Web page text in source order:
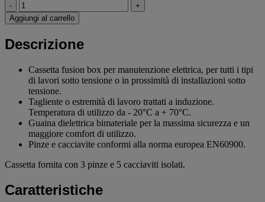
-
+
Aggiungi al carrello
Descrizione
Cassetta fusion box per manutenzione elettrica, per tutti i tipi
di lavori sotto tensione o in prossimità di installazioni sotto
tensione.
Tagliente o estremità di lavoro trattati a induzione.
Temperatura di utilizzo da - 20°C a + 70°C.
Guaina dielettrica bimateriale per la massima sicurezza e un
maggiore comfort di utilizzo.
Pinze e cacciavite conformi alla norma europea EN60900.
Cassetta fornita con 3 pinze e 5 cacciaviti isolati.
Caratteristiche